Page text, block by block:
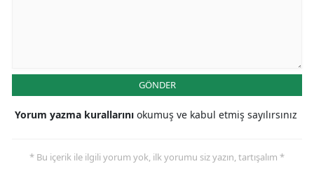
GÖNDER
Yorum yazma kurallarını okumuş ve kabul etmiş sayılırsınız
* Bu içerik ile ilgili yorum yok, ilk yorumu siz yazın, tartışalım *